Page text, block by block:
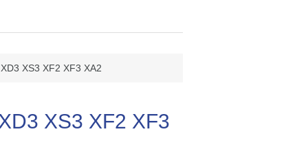
XS3 XF2 XF3 XA2
XS3 XF2 XF3